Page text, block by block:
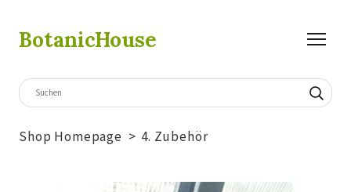
BotanicHouse
Shop Homepage 4. Zubehör